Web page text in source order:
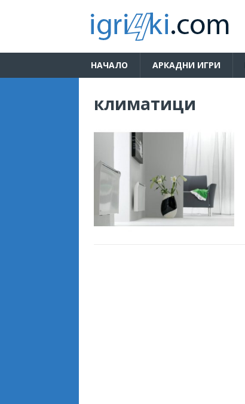
НАЧАЛО АРКАДНИ ИГРИ
климатици